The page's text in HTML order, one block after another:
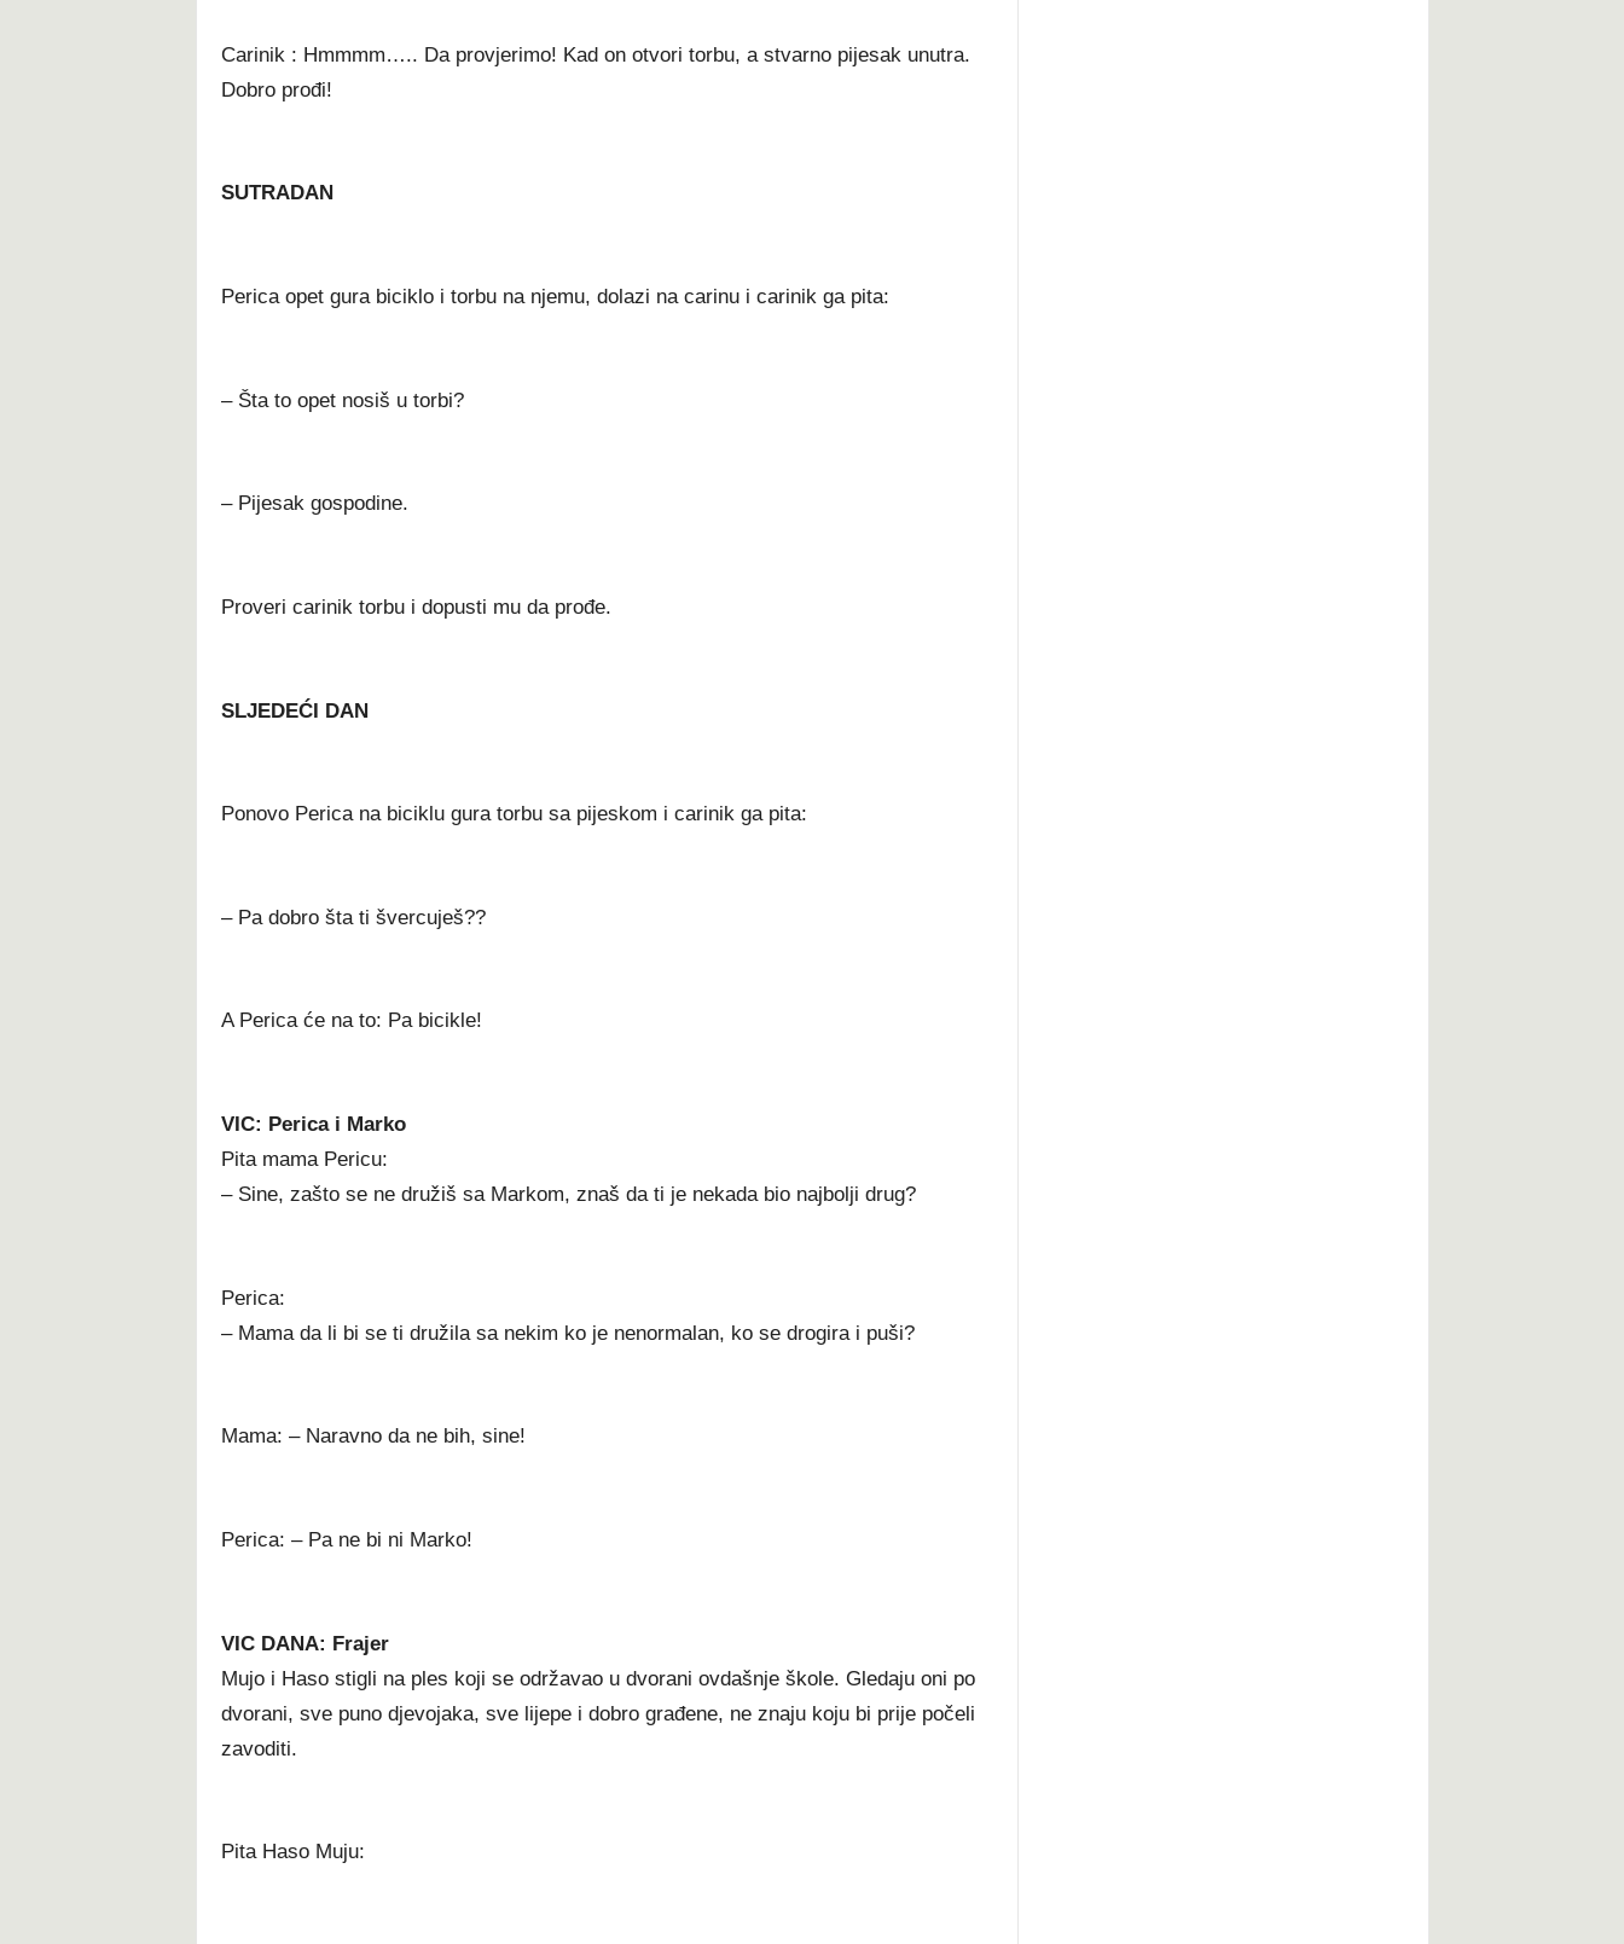
Carinik : Hmmmm….. Da provjerimo! Kad on otvori torbu, a stvarno pijesak unutra.
Dobro prođi!
SUTRADAN
Perica opet gura biciklo i torbu na njemu, dolazi na carinu i carinik ga pita:
– Šta to opet nosiš u torbi?
– Pijesak gospodine.
Proveri carinik torbu i dopusti mu da prođe.
SLJEDEĆI DAN
Ponovo Perica na biciklu gura torbu sa pijeskom i carinik ga pita:
– Pa dobro šta ti švercuješ??
A Perica će na to: Pa bicikle!
VIC: Perica i Marko
Pita mama Pericu:
– Sine, zašto se ne družiš sa Markom, znaš da ti je nekada bio najbolji drug?
Perica:
– Mama da li bi se ti družila sa nekim ko je nenormalan, ko se drogira i puši?
Mama: – Naravno da ne bih, sine!
Perica: – Pa ne bi ni Marko!
VIC DANA: Frajer
Mujo i Haso stigli na ples koji se održavao u dvorani ovdašnje škole. Gledaju oni po
dvorani, sve puno djevojaka, sve lijepe i dobro građene, ne znaju koju bi prije počeli
zavoditi.
Pita Haso Muju: